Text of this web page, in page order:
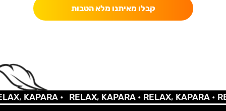
קבלו מאיתנו מלא הטבות
KAPARA • RELAX, KAPARA •RELAX, KAPARA •